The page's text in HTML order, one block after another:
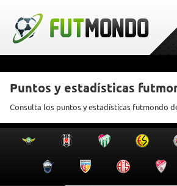
Puntos y estadísticas
Consulta los puntos y estadísticas futmondo